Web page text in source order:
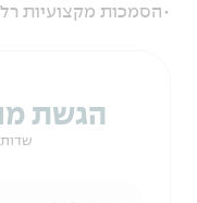
•הסמכות מקצועיות
הגשת